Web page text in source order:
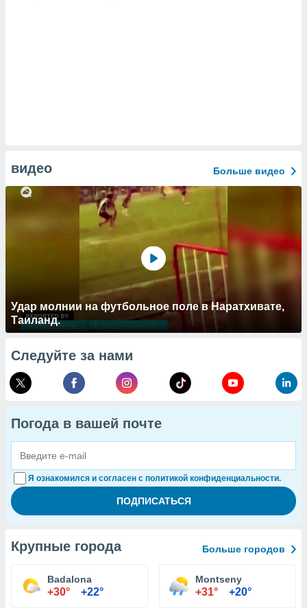
видео Больше видео
Удар молнии на футбольное поле в Наратхивате,
Таиланд.
Следуйте за нами
Погода в вашей почте
Я ознакомился и согласен с политикой конфиденциальности.
Крупные города Больше городов
Badalona
+30° +22°
Montseny
+31° +20°